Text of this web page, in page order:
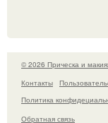
© 2026 Прическа и
Контакты
Политика
Обратная связь